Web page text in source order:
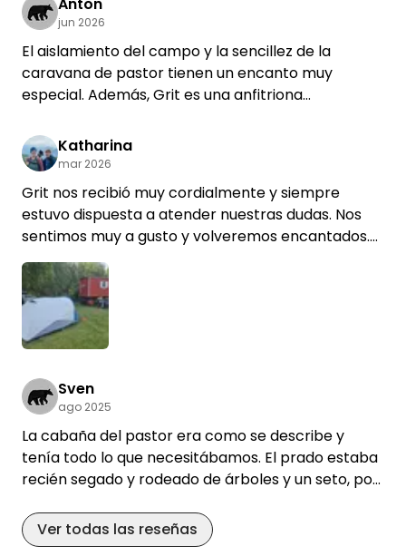
jun 2026
El aislamiento del campo y la sencillez de la
caravana de pastor tienen un encanto muy
especial. Además, Grit es una anfitriona
Katharina
mar 2026
Grit nos recibió muy cordialmente y siempre
estuvo dispuesta a atender nuestras dudas. Nos
sentimos muy a gusto y volveremos encantados.
La caravana de pastor está decorada con mucho
cariño, hay agua corriente y electricidad. El jardín
está completamente vallado, por lo que ni siquiera
los perros más pequeños pueden escaparse.
Lo único que no nos convenció del todo fue el
de separación en seco en un pequeño reservado
sería la guinda del pastel ;)
Sven
ago 2025
La cabaña del pastor era como se describe y
tenía todo lo que necesitábamos. El prado estaba
recién segado y rodeado de árboles y un seto, por
para relajarse. El lago es bonito y está cerca.
Nadar, hacer barbacoas y sentarnos junto a la
Ver todas las reseñas